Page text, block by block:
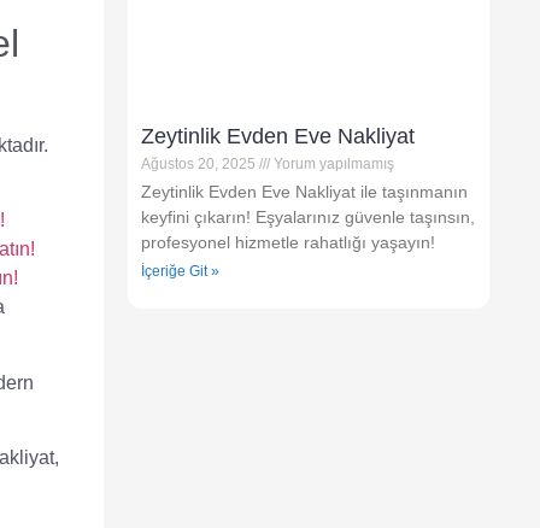
,
Zeytinlik Evden Eve Nakliyat
Ağustos 20, 2025 Yorum yapılmamış
Zeytinlik Evden Eve Nakliyat ile taşınmanın
keyfini çıkarın! Eşyalarınız güvenle taşınsın,
profesyonel hizmetle rahatlığı yaşayın!
İçeriğe Git »